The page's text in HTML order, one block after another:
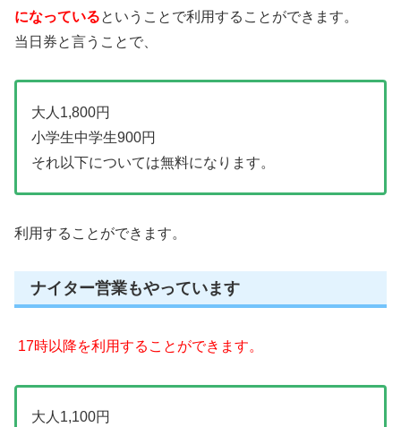
になっているということで利用することができます。
当日券と言うことで、
大人1,800円
小学生中学生900円
それ以下については無料になります。
利用することができます。
ナイター営業もやっています
17時以降を利用することができます。
大人1,100円